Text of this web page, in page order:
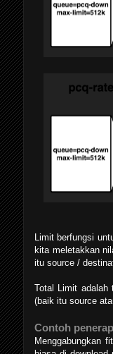
Limit berfungsi
kita meletakkan
itu source /
Total Limit adalah
(baik itu source
Contoh
Menggabungkan